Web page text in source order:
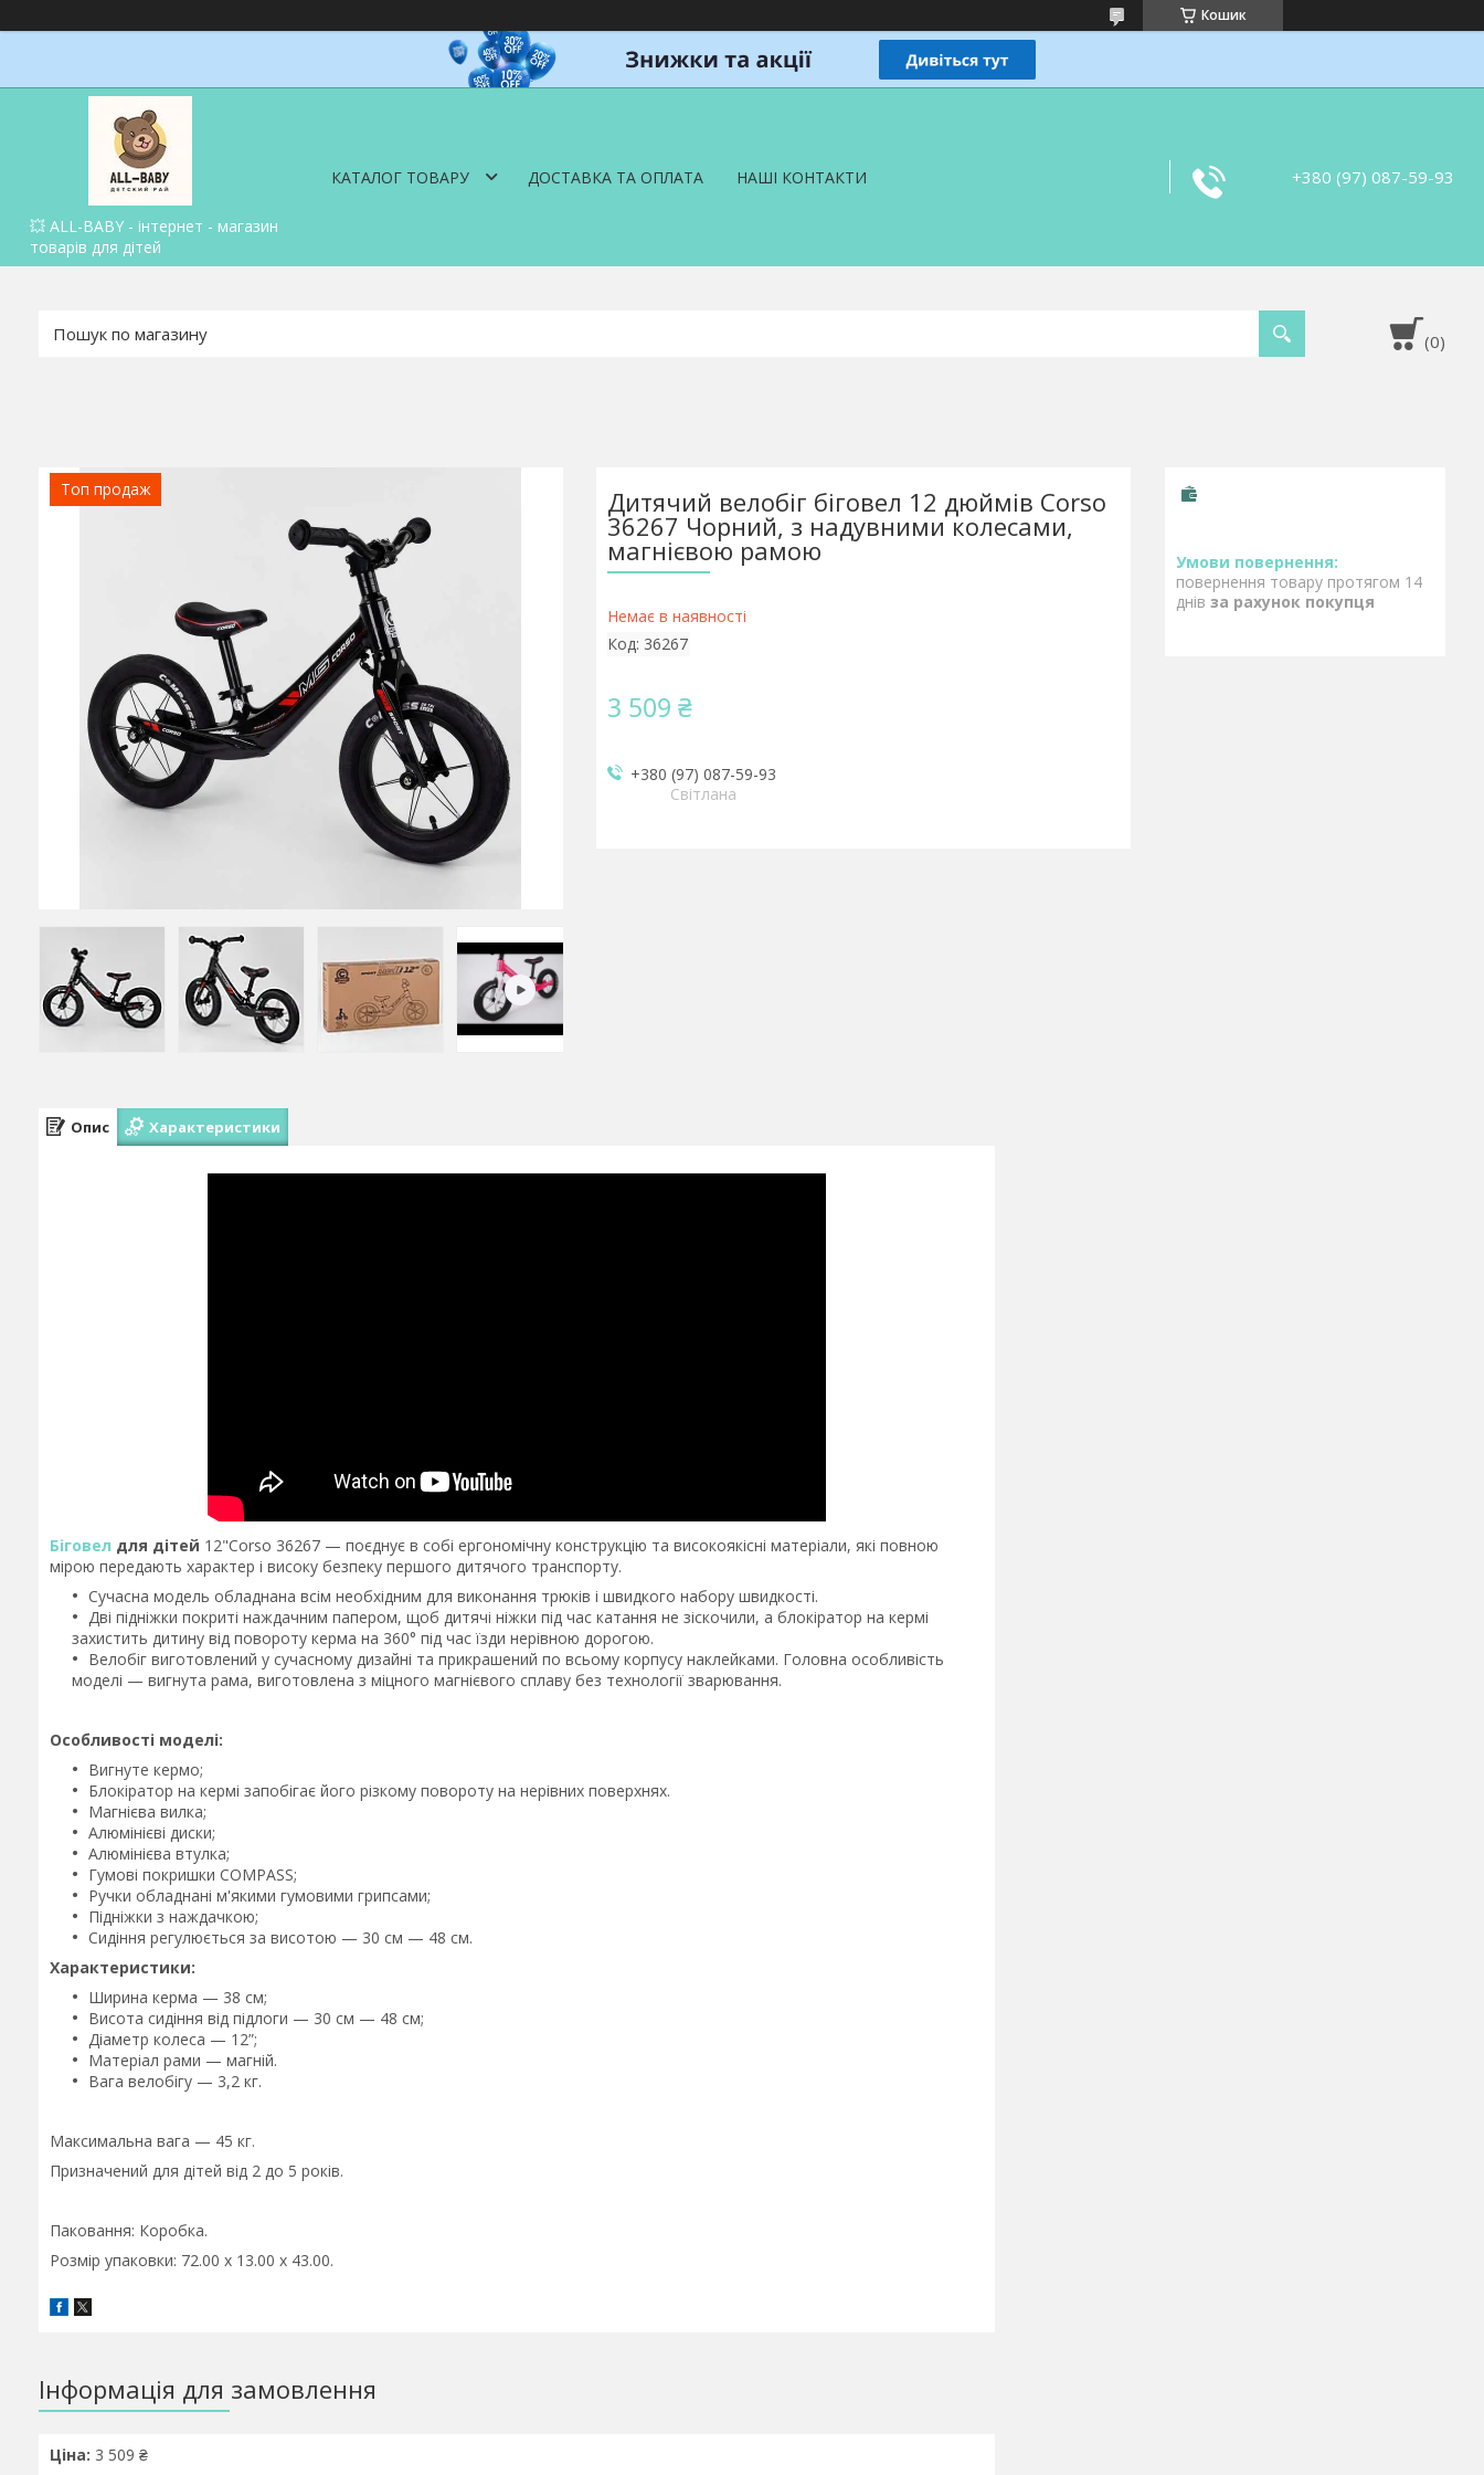
Кошик
💥 ALL-BABY - інтернет - магазин
товарів для дітей
КАТАЛОГ ТОВАРУ ДОСТАВКА ТА ОПЛАТА НАШІ КОНТАКТИ +380 (97) 087-59-93
Топ продаж Дитячий велобіг біговел 12 дюймів Corso
36267 Чорний, з надувними колесами,
магнієвою рамою
Немає в наявності
Код: 36267
3 509 ₴
+380 (97) 087-59-93
Світлана
повернення товару протягом 14
днів за рахунок покупця
Опис Характеристики
Біговел для дітей 12"Corso 36267 — поєднує в собі ергономічну конструкцію та високоякісні матеріали, які повною
мірою передають характер і високу безпеку першого дитячого транспорту.
Сучасна модель обладнана всім необхідним для виконання трюків і швидкого набору швидкості.
Дві підніжки покриті наждачним папером, щоб дитячі ніжки під час катання не зіскочили, а блокіратор на кермі
захистить дитину від повороту керма на 360° під час їзди нерівною дорогою.
Велобіг виготовлений у сучасному дизайні та прикрашений по всьому корпусу наклейками. Головна особливість
моделі — вигнута рама, виготовлена з міцного магнієвого сплаву без технології зварювання.
Особливості моделі:
Вигнуте кермо;
Блокіратор на кермі запобігає його різкому повороту на нерівних поверхнях.
Магнієва вилка;
Алюмінієві диски;
Алюмінієва втулка;
Гумові покришки COMPASS;
Ручки обладнані м'якими гумовими грипсами;
Підніжки з наждачкою;
Сидіння регулюється за висотою — 30 см — 48 см.
Характеристики:
Ширина керма — 38 см;
Висота сидіння від підлоги — 30 см — 48 см;
Діаметр колеса — 12”;
Матеріал рами — магній.
Вага велобігу — 3,2 кг.
Максимальна вага — 45 кг.
Призначений для дітей від 2 до 5 років.
Паковання: Коробка.
Розмір упаковки: 72.00 x 13.00 x 43.00.
Інформація для замовлення
Ціна: 3 509 ₴